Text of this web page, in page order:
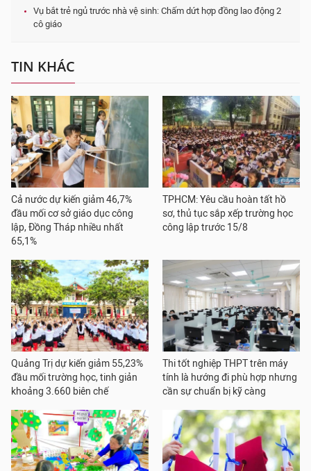
Vụ bắt trẻ ngủ trước nhà vệ sinh: Chấm dứt hợp đồng lao động 2
cô giáo
TIN KHÁC
Cả nước dự kiến giảm 46,7%
đầu mối cơ sở giáo dục công
lập, Đồng Tháp nhiều nhất
65,1%
TPHCM: Yêu cầu hoàn tất hồ
sơ, thủ tục sắp xếp trường học
công lập trước 15/8
Quảng Trị dự kiến giảm 55,23%
đầu mối trường học, tinh giản
khoảng 3.660 biên chế
Thi tốt nghiệp THPT trên máy
tính là hướng đi phù hợp nhưng
cần sự chuẩn bị kỹ càng